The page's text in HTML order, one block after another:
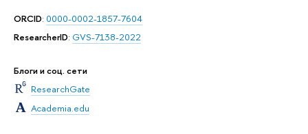
ORCID: 0000-0002-1857-7604
ResearcherID: GVS-7138-2022
Блоги и соц. сети
ResearchGate
Academia.edu